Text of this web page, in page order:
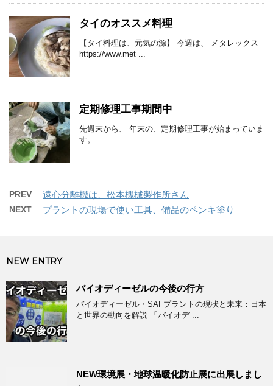
タイのオススメ料理
【タイ料理は、元気の源】 今週は、 メタレックス
https://www.met ...
定期修理工事期間中
先週末から、 年末の、定期修理工事が始まっていま
す。
PREV 遠心分離機は、松本機械製作所さん
NEXT プラントの現場で使い工具、備品のペンキ塗り
NEW ENTRY
バイオディーゼルの今後の行方
バイオディーゼル・SAFプラントの現状と未来：日本
と世界の動向を解説 「バイオデ ...
NEW環境展・地球温暖化防止展に出展しまし